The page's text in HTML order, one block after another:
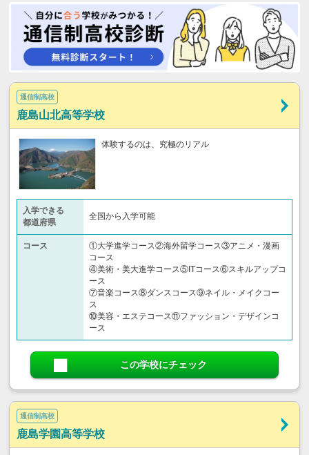
通信制高校
鹿島山北高等学校
体験するのは、究極のリアル
入学できる
都道府県
全国から入学可能
コース
①大学進学コース②海外留学コース③アニメ・漫画
コース
④美術・美大進学コース⑤ITコース⑥スキルアップコ
ース
⑦音楽コース⑧ダンスコース⑨ネイル・メイクコー
ス
⑩美容・エステコース⑪ファッション・デザインコ
ース
この学校にチェック
通信制高校
鹿島学園高等学校